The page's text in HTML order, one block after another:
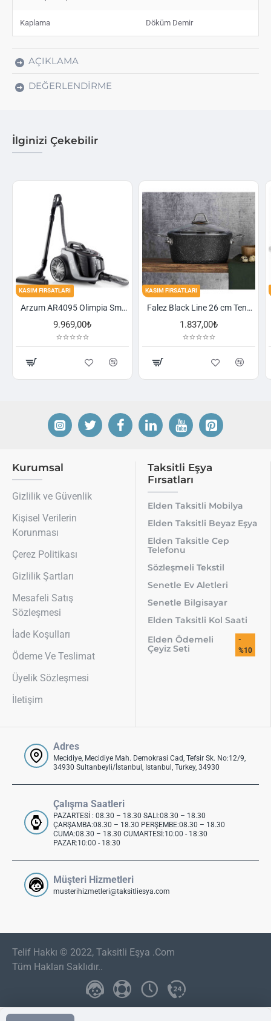
Kaplama Döküm Demir
AÇIKLAMA
DEĞERLENDIRME
İlginizi Çekebilir
Arzum AR4095 Olimpia Smart Cyclone Filtreli Süpürge - Füme
KASIM FIRSATLARI
Falez Black Line 26 cm Tencere
1.837,00₺
KASIM FIRSATLARI
2.521,00₺
Kurumsal
Gizlilik ve Güvenlik
Kişisel Verilerin
Korunması
Çerez Politikası
Gizlilik Şartları
Mesafeli Satış
Sözleşmesi
İade Koşulları
Ödeme Ve Teslimat
Üyelik Sözleşmesi
İletişim
Taksitli Eşya
Fırsatları
Elden Taksitli Mobilya
Elden Taksitli Beyaz Eşya
Elden Taksitle Cep
Telefonu
Sözleşmeli Tekstil
Senetle Ev Aletleri
Senetle Bilgisayar
Elden Taksitli Kol Saati
Elden Ödemeli
Çeyiz Seti
-
%10
Adres
Mecidiye, Mecidiye Mah. Demokrasi Cad, Tefsir Sk. No:12/9,
34930 Sultanbeyli/İstanbul, Istanbul, Turkey, 34930
Çalışma Saatleri
PAZARTESİ : 08.30 – 18.30 SALI:08.30 – 18.30
ÇARŞAMBA:08.30 – 18.30 PERŞEMBE:08.30 – 18.30
CUMA:08.30 – 18.30 CUMARTESİ:10:00 - 18:30
PAZAR:10:00 - 18:30
Müşteri Hizmetleri
musterihizmetleri@taksitliesya.com
Telif Hakkı © 2022, Taksitli Eşya .Com
Tüm Hakları Saklıdır..